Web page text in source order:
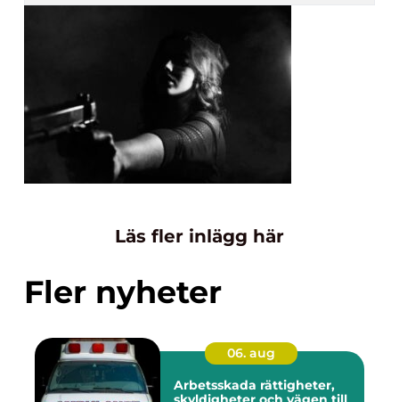
Läs fler inlägg här
Fler nyheter
06. aug
Arbetsskada rättigheter,